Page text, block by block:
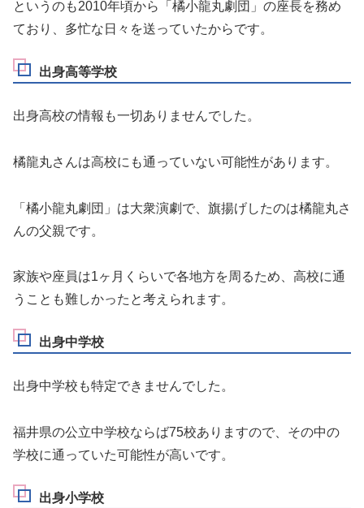
というのも2010年頃から「 橘小龍丸劇団 」の座長を務め
ており、多忙な日々を送っていたからです。
出身高等学校
出身高校の情報も一切ありませんでした。
橘龍丸さんは高校にも通っていない可能性があります。
「橘小龍丸劇団」は大衆演劇で、旗揚げしたのは橘龍丸さ
んの父親です。
家族や座員は1ヶ月くらいで各地方を周るため、高校に通
うことも難しかったと考えられます。
出身中学校
出身中学校も特定できませんでした。
福井県の公立中学校ならば75校ありますので、その中の
学校に通っていた可能性が高いです。
出身小学校